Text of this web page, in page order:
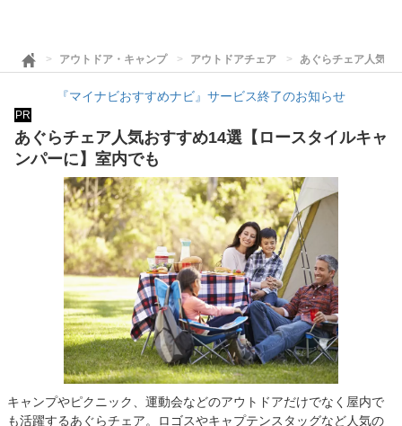
アウトドア・キャンプ アウトドアチェア あぐらチェア人気お
『マイナビおすすめナビ』サービス終了のお知らせ
PR
あぐらチェア人気おすすめ14選【ロースタイルキャ
ンパーに】室内でも
キャンプやピクニック、運動会などのアウトドアだけでなく屋内で
も活躍するあぐらチェア。ロゴスやキャプテンスタッグなど人気の